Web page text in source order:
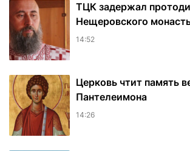
ТЦК задержал
Нещеровского
14:52
Церковь чтит память
Пантелеимона
14:26